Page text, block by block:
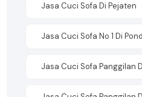
Jasa Cuci Sofa Di Pejaten
Jasa Cuci Sofa No 1 Di
Jasa Cuci Sofa Panggilan